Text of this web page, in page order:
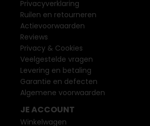
Privacyverklaring
Ruilen en retourneren
Actievoorwaarden
Reviews
Privacy & Cookies
Veelgestelde vragen
Levering en betaling
Garantie en defecten
Algemene voorwaarden
JE ACCOUNT
Winkelwagen